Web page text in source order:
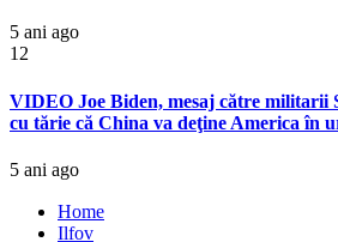
5 ani ago
12
VIDEO Joe Biden, mesaj către militarii
cu tărie că China va deţine America în
5 ani ago
Home
Ilfov